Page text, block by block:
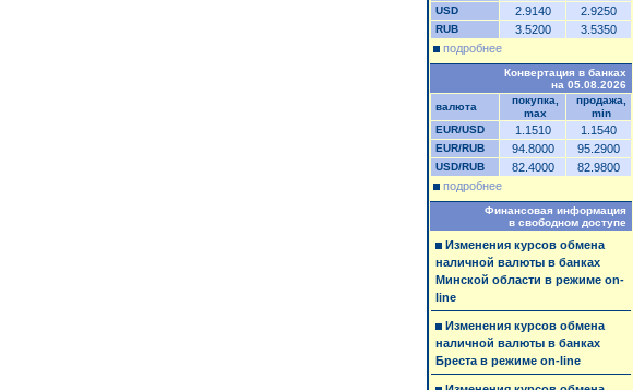
USD 2.9140 2.9250
RUB 3.5200
3.5350
подробнее
Конвертация в банках
на 05.08.2026
валюта
покупка,
max
продажа,
min
EUR/USD
1.1510 1.1540
EUR/RUB 94.8000 95.2900
USD/RUB 82.4000
82.9800
подробнее
Финансовая информация
в свободном доступе
Изменения курсов обмена
наличной валюты в банках
Минской области в режиме on-
line
Изменения курсов обмена
наличной валюты в банках
Бреста в режиме on-line